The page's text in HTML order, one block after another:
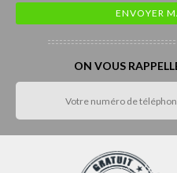
ON VOUS